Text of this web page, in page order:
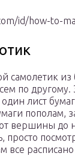
id/how-to-
самолетик
по другому.
лист
пополам,
вершины
просто
все